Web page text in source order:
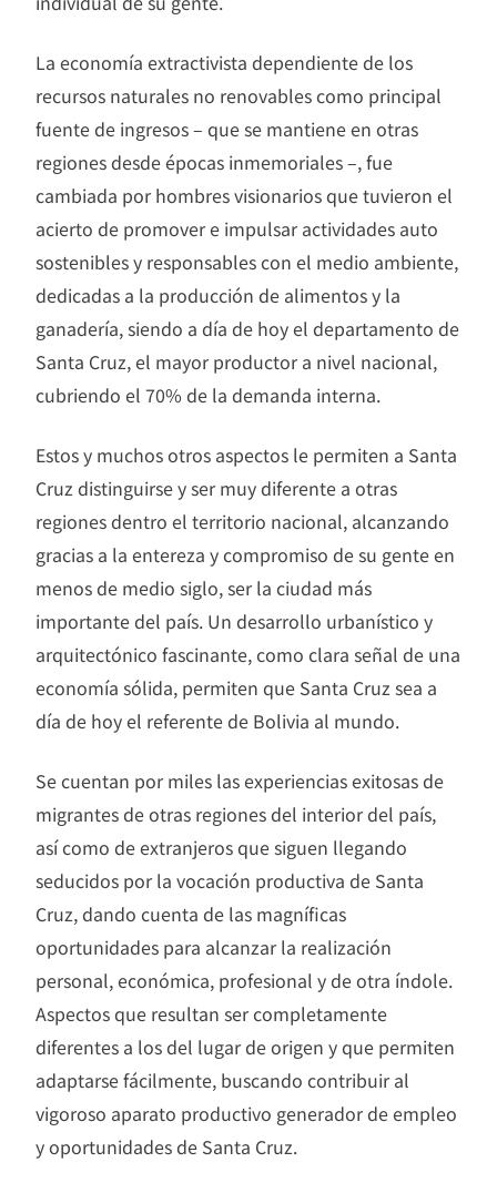
La economía extractivista dependiente de los
recursos naturales no renovables como principal
fuente de ingresos – que se mantiene en otras
regiones desde épocas inmemoriales –, fue
cambiada por hombres visionarios que tuvieron el
acierto de promover e impulsar actividades auto
sostenibles y responsables con el medio ambiente,
dedicadas a la producción de alimentos y la
ganadería, siendo a día de hoy el departamento de
Santa Cruz, el mayor productor a nivel nacional,
cubriendo el 70% de la demanda interna.
Estos y muchos otros aspectos le permiten a Santa
Cruz distinguirse y ser muy diferente a otras
regiones dentro el territorio nacional, alcanzando
gracias a la entereza y compromiso de su gente en
menos de medio siglo, ser la ciudad más
importante del país. Un desarrollo urbanístico y
arquitectónico fascinante, como clara señal de una
economía sólida, permiten que Santa Cruz sea a
día de hoy el referente de Bolivia al mundo.
Se cuentan por miles las experiencias exitosas de
migrantes de otras regiones del interior del país,
así como de extranjeros que siguen llegando
seducidos por la vocación productiva de Santa
Cruz, dando cuenta de las magníficas
oportunidades para alcanzar la realización
personal, económica, profesional y de otra índole.
Aspectos que resultan ser completamente
diferentes a los del lugar de origen y que permiten
adaptarse fácilmente, buscando contribuir al
vigoroso aparato productivo generador de empleo
y oportunidades de Santa Cruz.